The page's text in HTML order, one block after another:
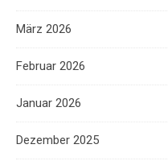
März 2026
Februar 2026
Januar 2026
Dezember 2025